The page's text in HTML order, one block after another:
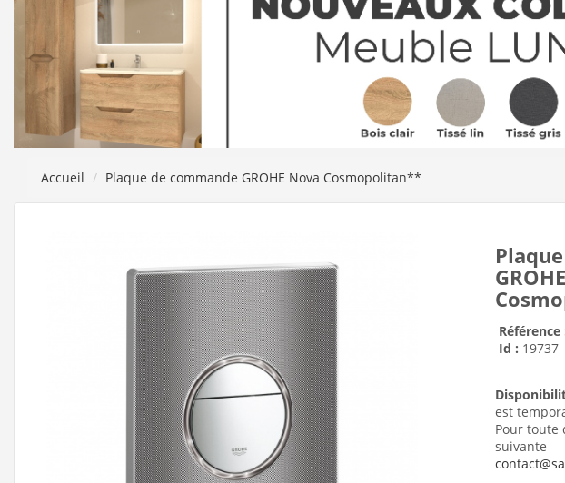
Accueil Plaque de commande GROHE Nova Cosmopolitan**
Référence
Id : 19737
est
Pour toute
suivante